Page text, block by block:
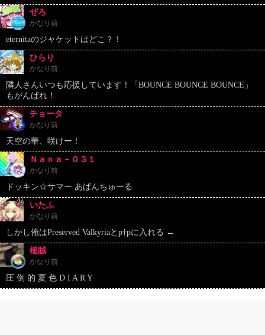
ぜろ
かなり前
eternitaのジャケットはどこ？！
ひらり
かなり前
隣人さんいつも応援しています！「BOUNCE BOUNCE BOUNCE」
もがんばれ！
チョータ
かなり前
天空の華、咲けー！
Ｎａｎａ－０３１
かなり前
ドッキン☆サマー あばんちゅーる
いたふ
かなり前
しかし俺はPreserved Valkyriaとp†pに入れる ←
槌賊
かなり前
圧 倒 的 夏 色 D I A R Y